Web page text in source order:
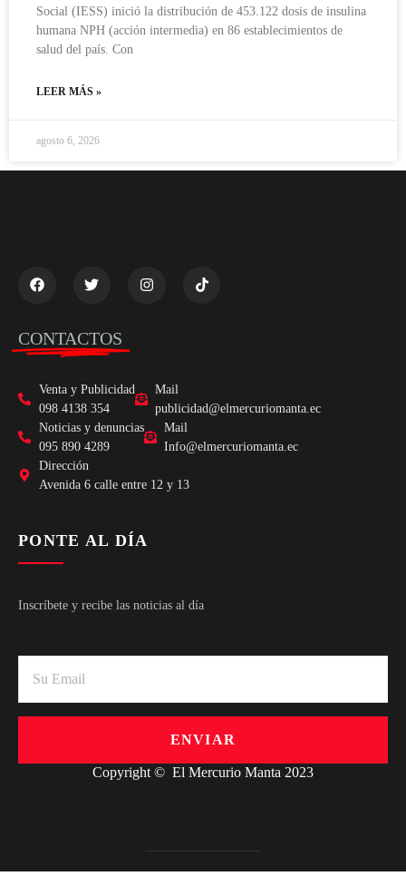
Social (IESS) inició la distribución de 453.122 dosis de insulina
humana NPH (acción intermedia) en 86 establecimientos de
salud del país. Con
LEER MÁS »
agosto 6, 2026
CONTACTOS
Venta y Publicidad
098 4138 354
Mail
publicidad@elmercuriomanta.ec
Noticias y denuncias
095 890 4289
Mail
Info@elmercuriomanta.ec
Dirección
Avenida 6 calle entre 12 y 13
PONTE AL DÍA
Inscríbete y recibe las noticias al día
ENVIAR
Copyright © El Mercurio Manta 2023